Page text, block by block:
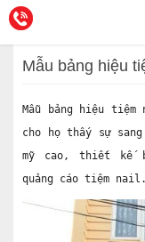
Mẫu bảng hiệu
Mẫu bảng hiệu
cho họ thấy sự
mỹ cao, thiết kế
quảng cáo tiệm nail.